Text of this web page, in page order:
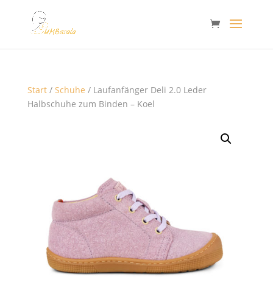
Start/ Schuhe / Laufanfänger Deli 2.0 Leder
Halbschuhe zum Binden – Koel